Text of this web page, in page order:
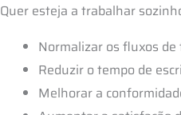
Quer esteja a trabalhar
Normalizar os fluxos
Reduzir o tempo de
Melhorar a